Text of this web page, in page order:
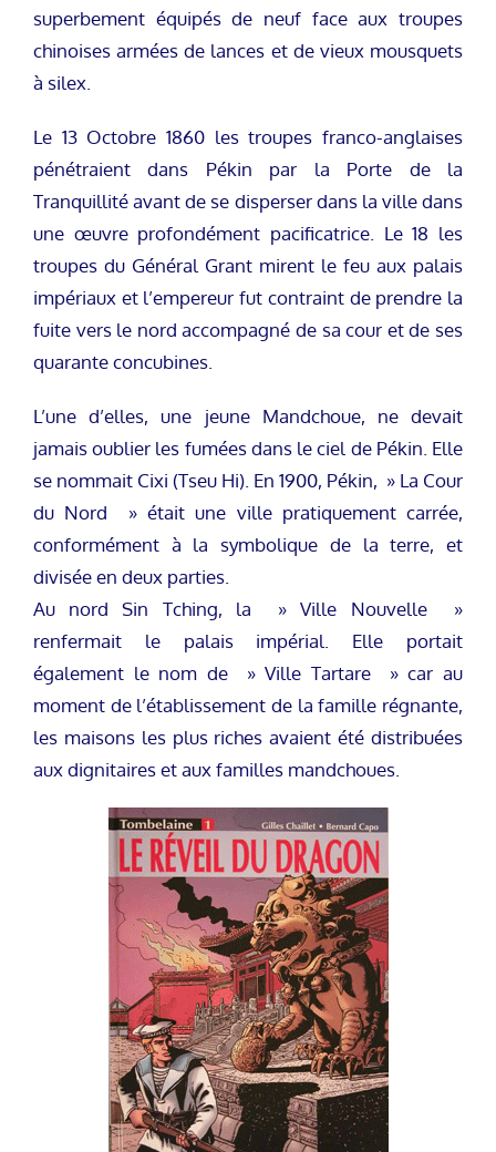
superbement équipés de neuf face aux troupes
chinoises armées de lances et de vieux mousquets
à silex.
Le 13 Octobre 1860 les troupes franco-anglaises
pénétraient dans Pékin par la Porte de la
Tranquillité avant de se disperser dans la ville dans
une œuvre profondément pacificatrice. Le 18 les
troupes du Général Grant mirent le feu aux palais
impériaux et l’empereur fut contraint de prendre la
fuite vers le nord accompagné de sa cour et de ses
quarante concubines.
L’une d’elles, une jeune Mandchoue, ne devait
jamais oublier les fumées dans le ciel de Pékin. Elle
se nommait Cixi (Tseu Hi). En 1900, Pékin, » La Cour
du Nord » était une ville pratiquement carrée,
conformément à la symbolique de la terre, et
divisée en deux parties.
Au nord Sin Tching, la » Ville Nouvelle »
renfermait le palais impérial. Elle portait
également le nom de » Ville Tartare » car au
moment de l’établissement de la famille régnante,
les maisons les plus riches avaient été distribuées
aux dignitaires et aux familles mandchoues.